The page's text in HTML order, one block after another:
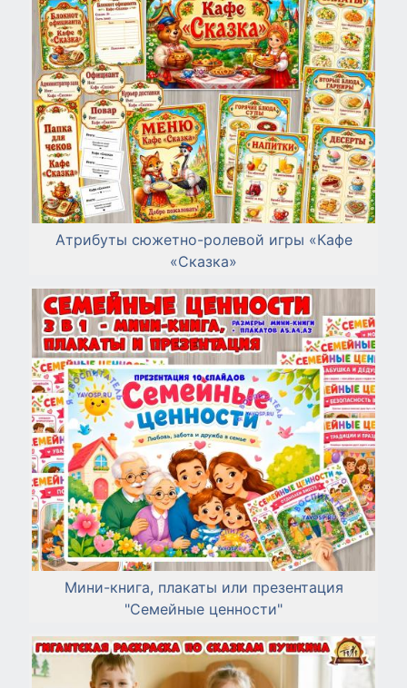
Атрибуты сюжетно-ролевой игры «Кафе
«Сказка»
Мини-книга, плакаты или презентация
"Семейные ценности"